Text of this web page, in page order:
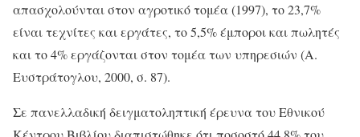
απασχολούνται στον αγροτικό τομέα (1997), το 23,7%
είναι τεχνίτες και εργάτες, το 5,5% έμποροι και πωλητές
και το 4% εργάζονται στον τομέα των υπηρεσιών (Α.
Ευστράτογλου, 2000, σ. 87).
Σε πανελλαδική δειγματοληπτική έρευνα του Εθνικού